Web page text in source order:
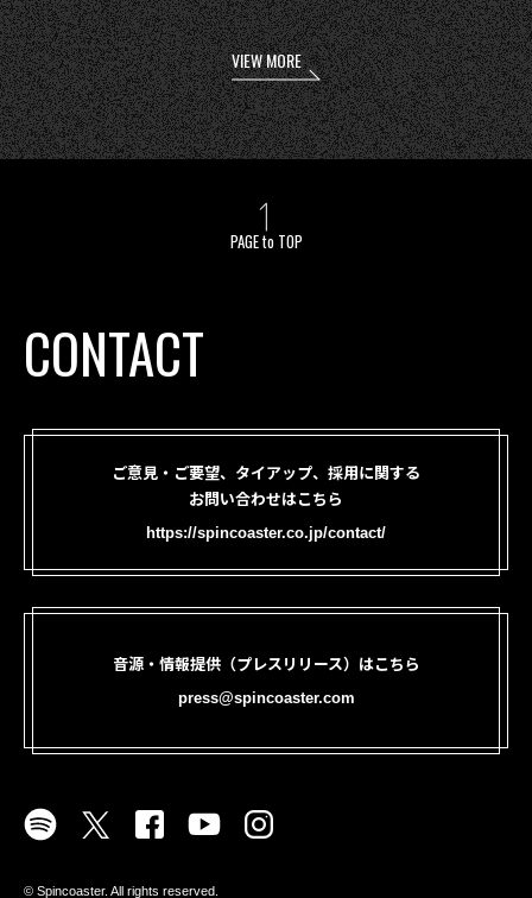
VIEW MORE
PAGE to TOP
CONTACT
ご意見・ご要望、タイアップ、採用に関する
お問い合わせはこちら
https://spincoaster.co.jp/contact/
音源・情報提供（プレスリリース）はこちら
press@spincoaster.com
©︎ Spincoaster. All rights reserved.